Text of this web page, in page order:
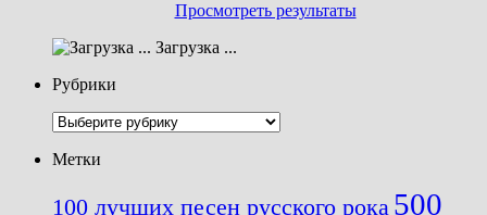
Просмотреть результаты
Загрузка ...
Рубрики
Рубрики
Метки
100 лучших песен русского рока 500